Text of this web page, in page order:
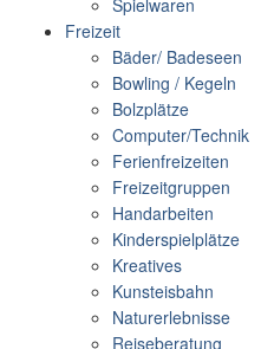
Spielwaren
Freizeit
Bäder/ Badeseen
Bowling / Kegeln
Bolzplätze
Computer/Technik
Ferienfreizeiten
Freizeitgruppen
Handarbeiten
Kinderspielplätze
Kreatives
Kunsteisbahn
Naturerlebnisse
Reiseberatung